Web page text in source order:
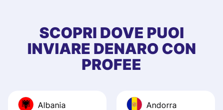
first started
app, and they
quick to provide
SCOPRI DOVE PUOI
INVIARE DENARO CON
PROFEE
Albania Andorra